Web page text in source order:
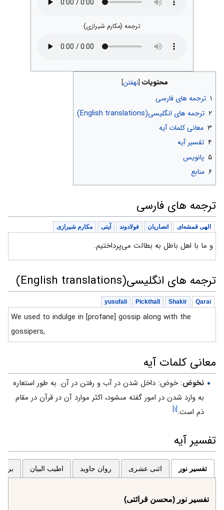
ترجمه (مکارم شیرازی)
محتویات
۱ ترجمه های فارسی
۲ ترجمه های انگلیسی(English translations)
۳ معانی کلمات آیه
۴ تفسیر آیه
۵ پانویس
۶ منابع
ترجمه های فارسی
الهی قمشه‌ای انصاریان فولادوند آیتی مکارم شیرازی
و ما با اهل باطل به بطالت می‌پرداختیم.
ترجمه های انگلیسی(English translations)
Qarai
Shakir
Pickthall
yusufali
We used to indulge in [profane] gossip along with the
gossipers,
معانی کلمات آیه
نخوض: خوض: داخل شدن در آب و رفتن در آن. به طور استعاره
به وارد شدن در امور گفته مى‏شود، اكثر موارد آن در قرآن در مقام
ذم است.[۱]
تفسیر آیه
تفسیر نور اثنی عشری روان جاوید اطیب البیان
تفسیر نور (محسن قرائتی)